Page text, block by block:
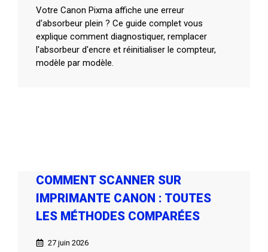
Votre Canon Pixma affiche une erreur
d'absorbeur plein ? Ce guide complet vous
explique comment diagnostiquer, remplacer
l'absorbeur d'encre et réinitialiser le compteur,
modèle par modèle.
COMMENT SCANNER SUR
IMPRIMANTE CANON : TOUTES
LES MÉTHODES COMPARÉES
27 juin 2026